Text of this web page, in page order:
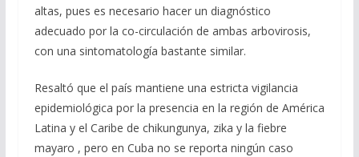
altas, pues es necesario hacer un diagnóstico
adecuado por la co-circulación de ambas arbovirosis,
con una sintomatología bastante similar.
Resaltó que el país mantiene una estricta vigilancia
epidemiológica por la presencia en la región de América
Latina y el Caribe de chikungunya, zika y la fiebre
mayaro , pero en Cuba no se reporta ningún caso